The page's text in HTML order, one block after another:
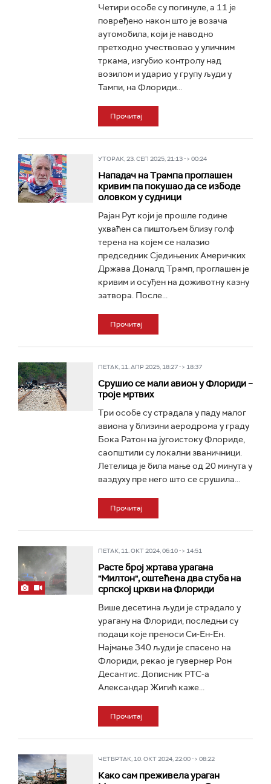
Четири особе су погинуле, а 11 је
повређено након што је возача
аутомобила, који је наводно
претходно учествовао у уличним
тркама, изгубио контролу над
возилом и ударио у групу људи у
Тампи, на Флориди...
Прочитај
УТОРАК, 23. СЕП 2025, 21:13 -> 00:24
Нападач на Трампа проглашен
кривим па покушао да се избоде
оловком у судници
Рајан Рут који је прошле године
ухваћен са пиштољем близу голф
терена на којем се налазио
председник Сједињених Америчких
Држава Доналд Трамп, проглашен је
кривим и осуђен на доживотну казну
затвора. После...
Прочитај
ПЕТАК, 11. АПР 2025, 18:27 -> 18:37
Срушио се мали авион у Флориди –
троје мртвих
Три особе су страдала у паду малог
авиона у близини аеродрома у граду
Бока Ратон на југоистоку Флориде,
саопштили су локални званичници.
Летелица је била мање од 20 минута у
ваздуху пре него што се срушила...
Прочитај
ПЕТАК, 11. ОКТ 2024, 06:10 -> 14:51
Расте број жртава урагана
"Милтон", оштећена два стуба на
српској цркви на Флориди
Више десетина људи је страдало у
урагану на Флориди, последњи су
подаци које преноси Си-Ен-Ен.
Најмање 340 људи је спасено на
Флориди, рекао је гувернер Рон
Десантис. Дописник РТС-а
Александар Жигић каже...
Прочитај
ЧЕТВРТАК, 10. ОКТ 2024, 22:00 -> 08:22
Како сам преживела ураган